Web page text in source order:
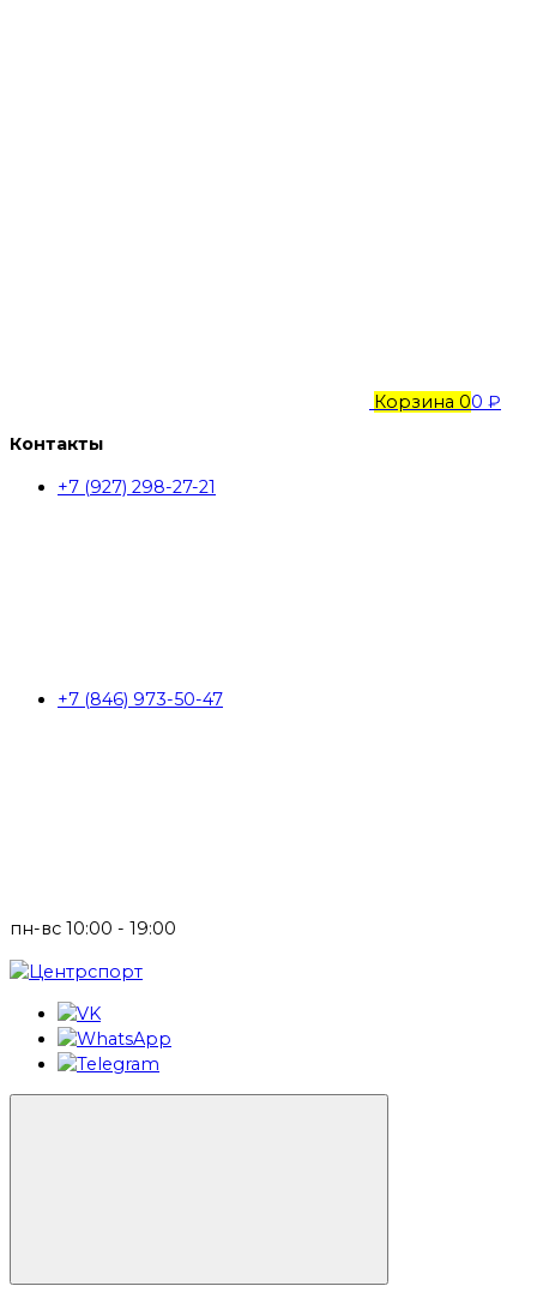
Корзина 00 ₽
Контакты
+7 (927) 298-27-21
+7 (846) 973-50-47
пн-вс 10:00 - 19:00